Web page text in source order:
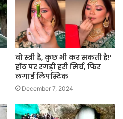
वो स्त्री है, कुछ भी कर सकती है!’
होंठ पर रगड़ी हरी मिर्च, फिर
लगाई लिपस्टिक
December 7, 2024